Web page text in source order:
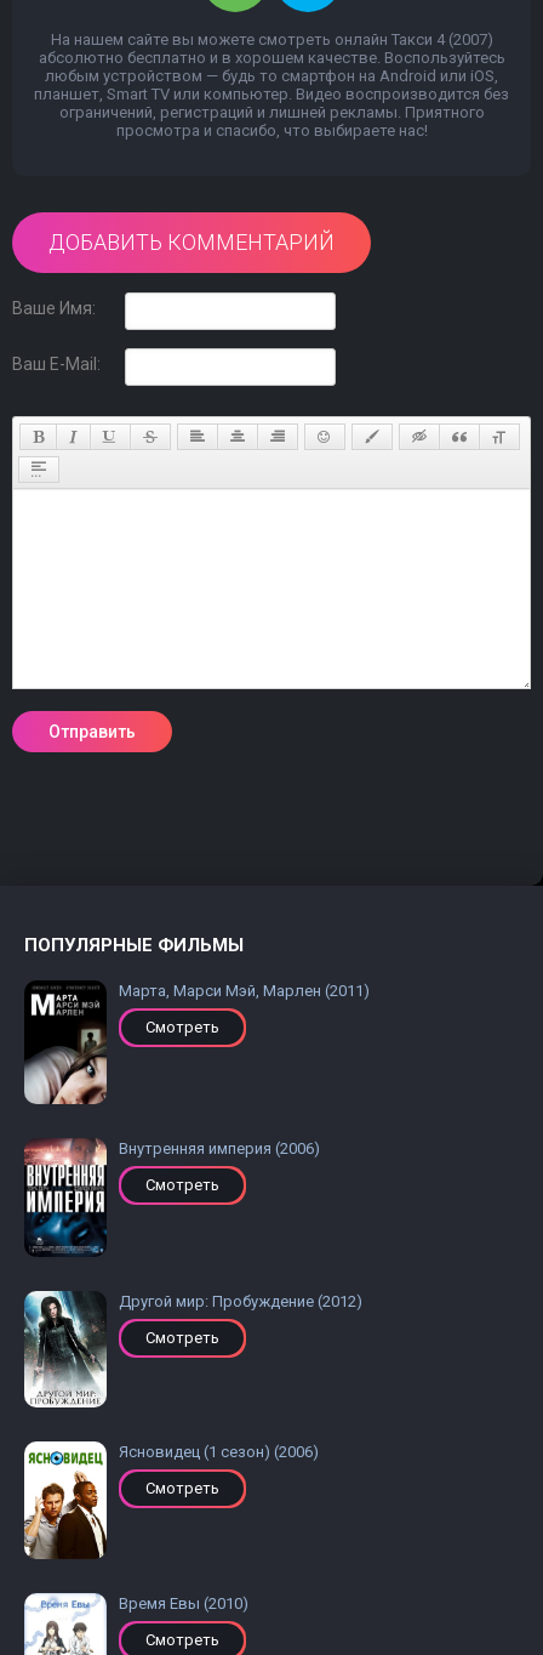
ПОПУЛЯРНЫЕ ФИЛЬМЫ
Марта, Марси Мэй, Марлен (2011)
Смотреть
Внутренняя империя (2006)
Смотреть
Другой мир: Пробуждение (2012)
Смотреть
Ясновидец (1 сезон) (2006)
Смотреть
Время Евы (2010)
Смотреть
На нашем сайте вы можете смотреть онлайн Такси 4 (2007)
абсолютно бесплатно и в хорошем качестве. Воспользуйтесь
любым устройством — будь то смартфон на Android или iOS,
планшет, Smart TV или компьютер. Видео воспроизводится без
ограничений, регистраций и лишней рекламы. Приятного
просмотра и спасибо, что выбираете нас!
ДОБАВИТЬ КОММЕНТАРИЙ
Ваше Имя:
Ваш E-Mail: